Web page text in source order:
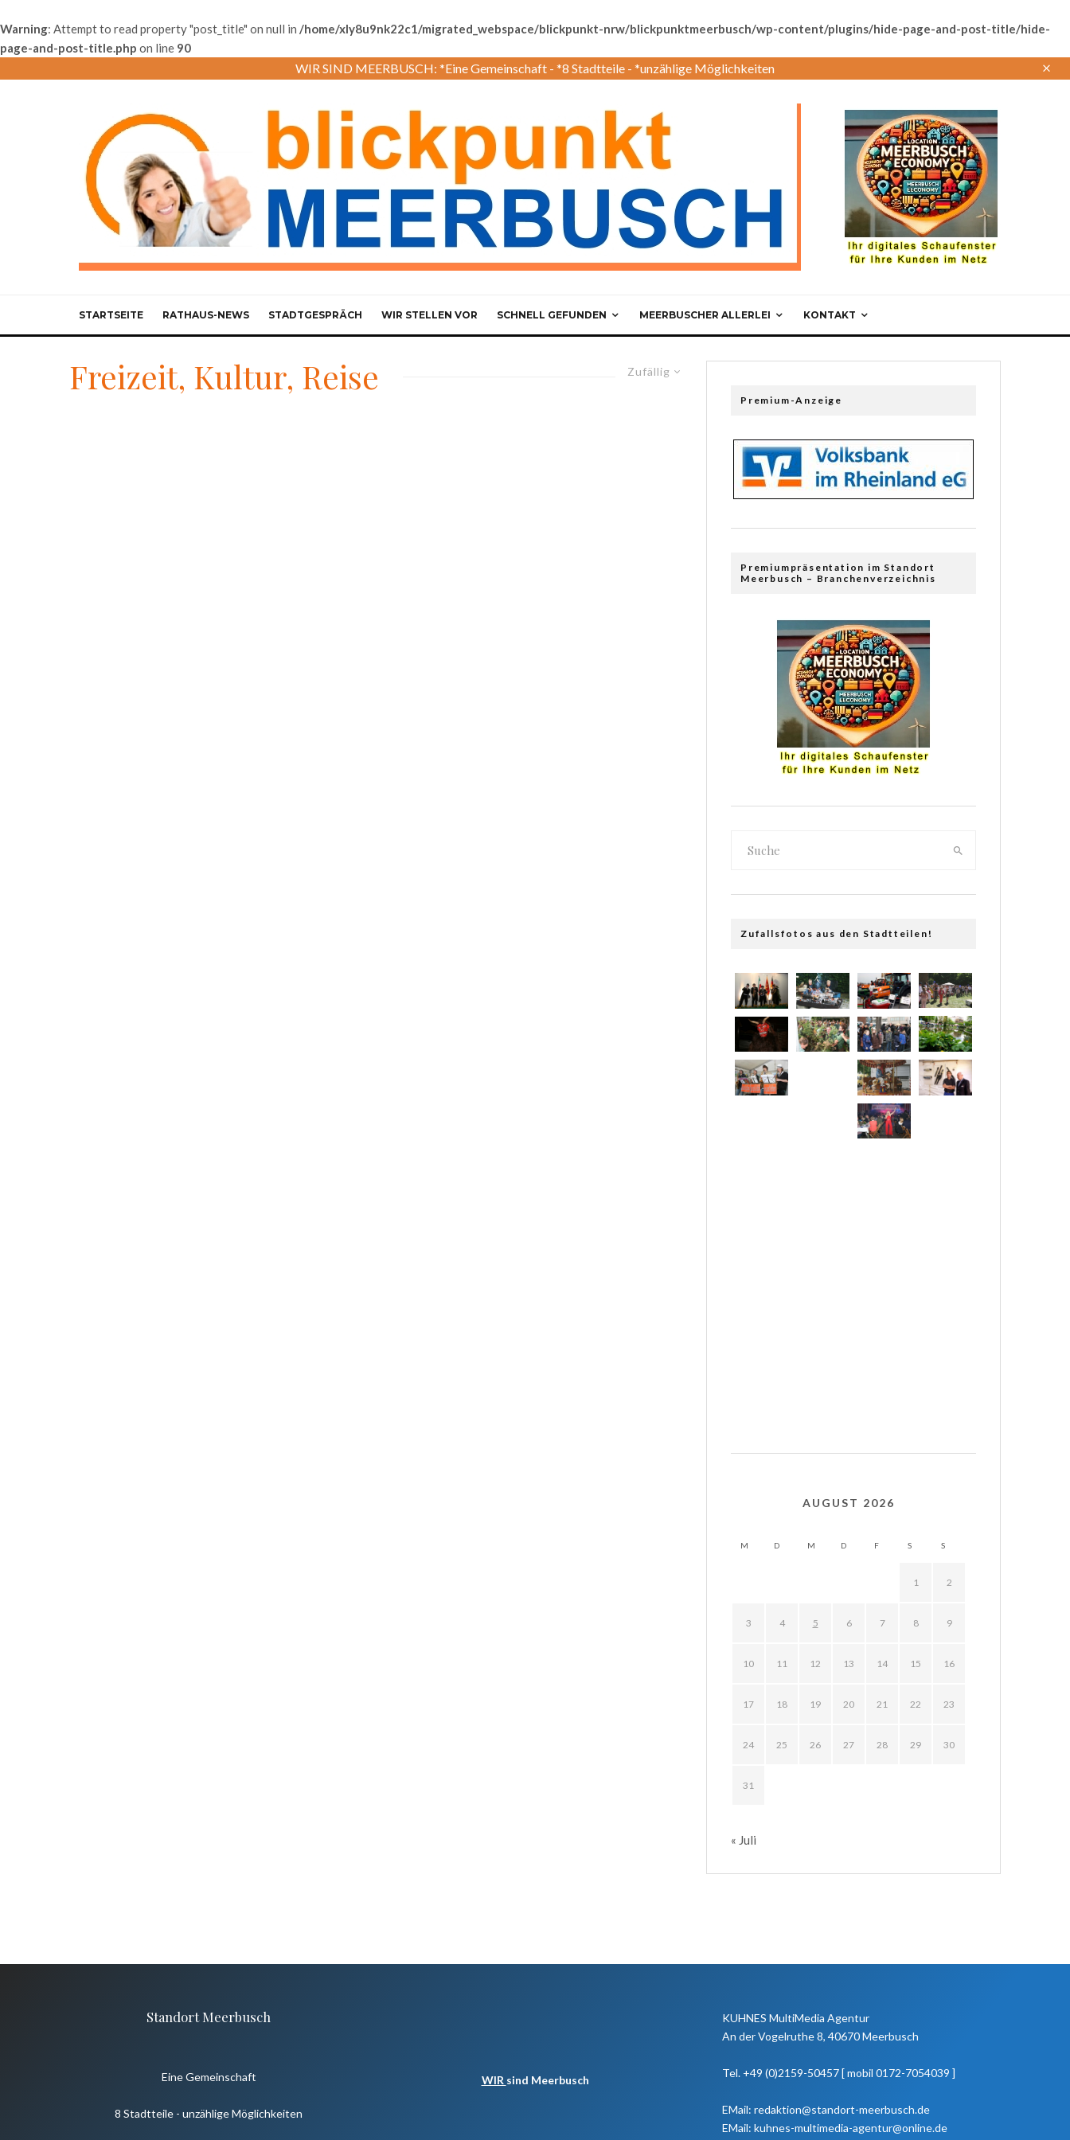
Warning: Attempt to read property "post_title" on null in /home/xly8u9nk22c1/migrated_webspace/blickpunkt-nrw/blickpunktmeerbusch/wp-content/plugins/hide-page-and-post-title/hide-
page-and-post-title.php on line 90
WIR SIND MEERBUSCH: *Eine Gemeinschaft - *8 Stadtteile - *unzählige Möglichkeiten
STARTSEITE RATHAUS-NEWS STADTGESPRÄCH WIR STELLEN VOR SCHNELL GEFUNDEN MEERBUSCHER ALLERLEI KONTAKT
Zufällig
Freizeit, Kultur, Reise
Premium-Anzeige
Premiumpräsentation im Standort
Meerbusch – Branchenverzeichnis
Zufallsfotos aus den Stadtteilen!
AUGUST 2026
M D M D F S S
1 2
3 4 5 6 7 8 9
10 11 12 13 14 15 16
17 18 19 20 21 22 23
24 25 26 27 28 29 30
31
« Juli
Standort Meerbusch
Eine Gemeinschaft
8 Stadtteile - unzählige Möglichkeiten
WIR sind Meerbusch
KUHNES MultiMedia Agentur
An der Vogelruthe 8, 40670 Meerbusch
Tel. +49 (0)2159-50457 [ mobil 0172-7054039 ]
EMail: redaktion@standort-meerbusch.de
EMail: kuhnes-multimedia-agentur@online.de